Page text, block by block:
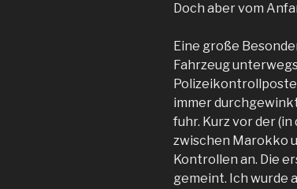
Doch aber vom
Eine große
Fahrzeug
immer
fuhr. Kurz vor der
zwischen Marokko
Kontrollen an. Die
gemeint. Ich wurde